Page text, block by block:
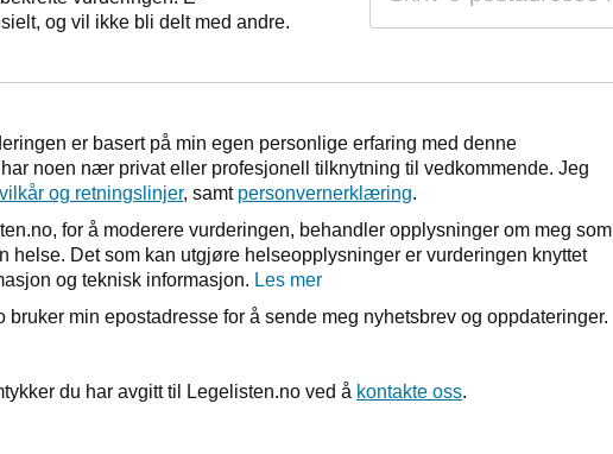
og vil ikke bli delt med andre.
er basert på min egen personlige erfaring med denne
noen nær privat eller profesjonell tilknytning til vedkommende. Jeg
vilkår og retningslinjer, samt personvernerklæring.
for å moderere vurderingen, behandler opplysninger om meg som
helse. Det som kan utgjøre helseopplysninger er vurderingen knyttet
og teknisk informasjon. Les mer
min epostadresse for å sende meg nyhetsbrev og oppdateringer.
du har avgitt til Legelisten.no ved å kontakte oss.